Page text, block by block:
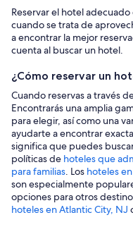
reservar
un
hotel
Reservar el hotel
cuando se trata de
a encontrar la mejor
cuenta al buscar un hotel.
¿Cómo reservar un
Cuando reservas a través
Encontrarás una amplia
para elegir, así como una
ayudarte a encontrar
significa que puedes
políticas de hoteles que
para familias. Los hoteles
son especialmente
opciones para otros
hoteles en Atlantic City, NJ